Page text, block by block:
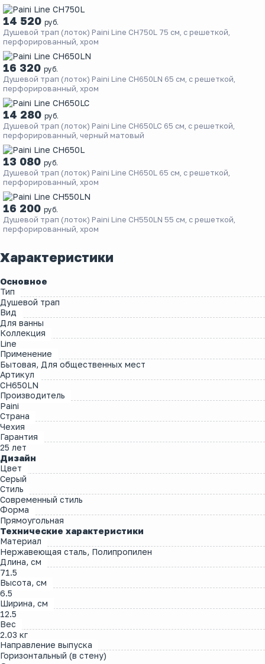
14 520 руб.
Душевой трап (лоток) Paini Line CH750L 75 см, с решеткой,
перфорированный, хром
16 320 руб.
Душевой трап (лоток) Paini Line CH650LN 65 см, с решеткой,
перфорированный, хром
14 280 руб.
Душевой трап (лоток) Paini Line CH650LC 65 см, с решеткой,
перфорированный, черный матовый
13 080 руб.
Душевой трап (лоток) Paini Line CH650L 65 см, с решеткой,
перфорированный, хром
16 200 руб.
Душевой трап (лоток) Paini Line CH550LN 55 см, с решеткой,
перфорированный, хром
Характеристики
Основное
Тип
Душевой трап
Вид
Для ванны
Коллекция
Line
Применение
Бытовая, Для общественных мест
Артикул
CH650LN
Производитель
Paini
Страна
Чехия
Гарантия
25 лет
Дизайн
Цвет
Серый
Стиль
Современный стиль
Форма
Прямоугольная
Технические характеристики
Материал
Нержавеющая сталь, Полипропилен
Длина, см
71.5
Высота, см
6.5
Ширина, см
12.5
Вес
2.03 кг
Направление выпуска
Горизонтальный (в стену)